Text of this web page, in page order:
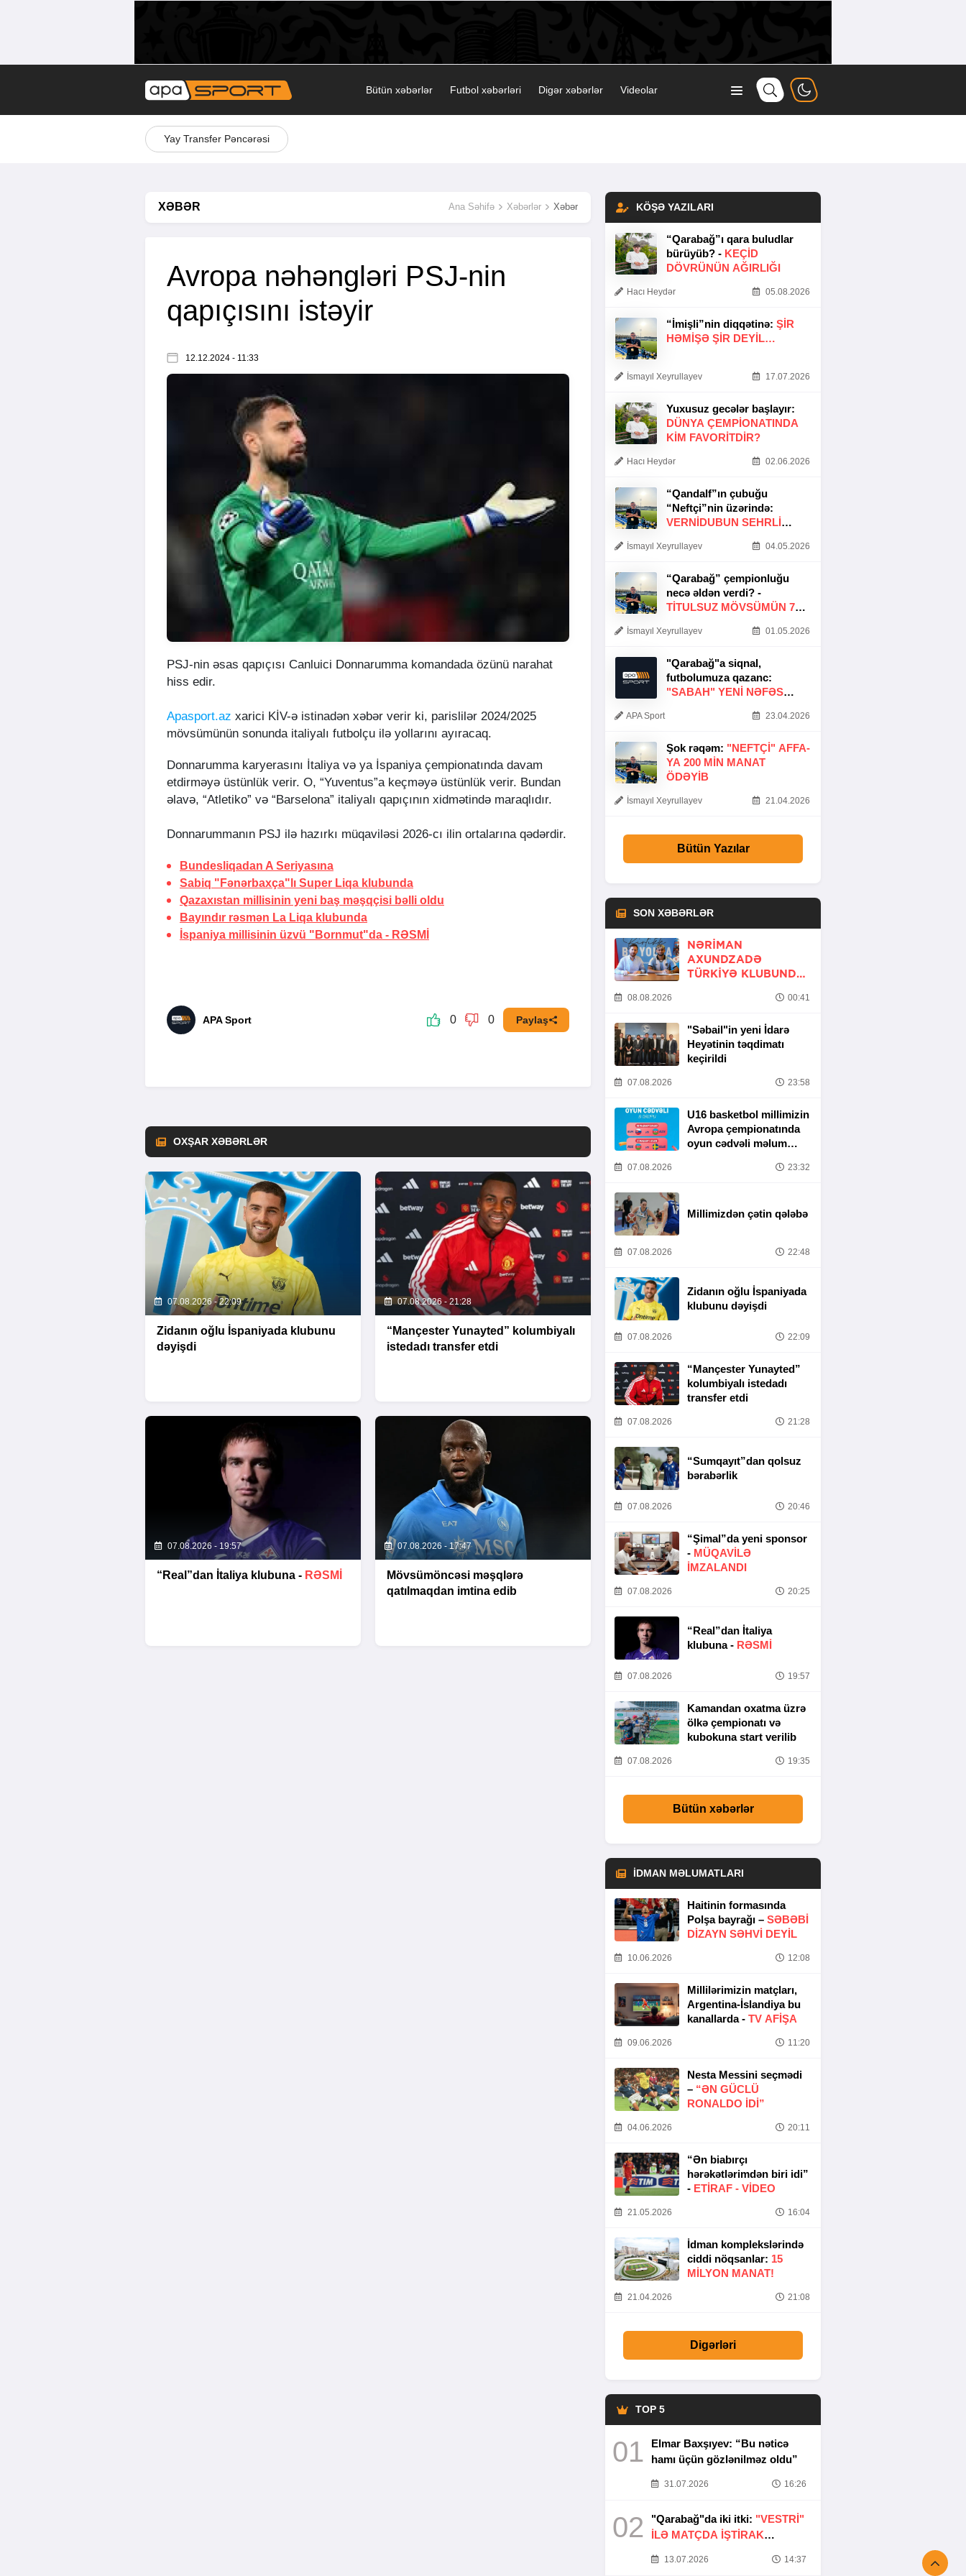
Bütün xəbərlər Futbol xəbərləri Digər xəbərlər Videolar
Yay Transfer Pəncərəsi
XƏBƏR Ana Səhifə Xəbərlər Xəbər
Avropa nəhəngləri PSJ-nin
qapıçısını istəyir
12.12.2024 - 11:33
PSJ-nin əsas qapıçısı Canluici Donnarumma komandada özünü narahat
hiss edir.
Apasport.az xarici KİV-ə istinadən xəbər verir ki, parislilər 2024/2025
mövsümünün sonunda italiyalı futbolçu ilə yollarını ayıracaq.
Donnarumma karyerasını İtaliya və ya İspaniya çempionatında davam
etdirməyə üstünlük verir. O, “Yuventus”a keçməyə üstünlük verir. Bundan
əlavə, “Atletiko” və “Barselona” italiyalı qapıçının xidmətində maraqlıdır.
Donnarummanın PSJ ilə hazırkı müqaviləsi 2026-cı ilin ortalarına qədərdir.
Bundesliqadan A Seriyasına
Sabiq "Fənərbaxça"lı Super Liqa klubunda
Qazaxıstan millisinin yeni baş məşqçisi bəlli oldu
Bayındır rəsmən La Liqa klubunda
İspaniya millisinin üzvü "Bornmut"da - RƏSMİ
APA Sport 0 0 Paylaş
OXŞAR XƏBƏRLƏR
07.08.2026 - 22:09
Zidanın oğlu İspaniyada klubunu
dəyişdi
07.08.2026 - 21:28
“Mançester Yunayted” kolumbiyalı
istedadı transfer etdi
07.08.2026 - 19:57
“Real”dan İtaliya klubuna - RƏSMİ
07.08.2026 - 17:47
Mövsümöncəsi məşqlərə
qatılmaqdan imtina edib
KÖŞƏ YAZILARI
“Qarabağ”ı qara buludlar
bürüyüb? - KEÇID
DÖVRÜNÜN AĞIRLIĞI
Hacı Heydər 05.08.2026
“İmişli”nin diqqətinə: ŞIR
HƏMIŞƏ ŞIR DEYIL…
İsmayıl Xeyrullayev 17.07.2026
Yuxusuz gecələr başlayır:
DÜNYA ÇEMPIONATINDA
KIM FAVORITDIR?
Hacı Heydər 02.06.2026
“Qandalf”ın çubuğu
“Neftçi”nin üzərində:
VERNİDUBUN SEHRLİ
İsmayıl Xeyrullayev 04.05.2026
“Qarabağ” çempionluğu
necə əldən verdi? -
TITULSUZ MÖVSÜMÜN 7
İsmayıl Xeyrullayev 01.05.2026
"Qarabağ"a siqnal,
futbolumuza qazanc:
"SABAH" YENI NƏFƏS
APA Sport 23.04.2026
Şok rəqəm: "NEFTÇI" AFFA-
YA 200 MIN MANAT
ÖDƏYIB
İsmayıl Xeyrullayev 21.04.2026
Bütün Yazılar
SON XƏBƏRLƏR
NƏRIMAN
AXUNDZADƏ
TÜRKIYƏ KLUBUNDA
08.08.2026 00:41
"Səbail"in yeni İdarə
Heyətinin təqdimatı
keçirildi
07.08.2026 23:58
U16 basketbol millimizin
Avropa çempionatında
oyun cədvəli məlum
07.08.2026 23:32
Millimizdən çətin qələbə
07.08.2026 22:48
Zidanın oğlu İspaniyada
klubunu dəyişdi
07.08.2026 22:09
“Mançester Yunayted”
kolumbiyalı istedadı
transfer etdi
07.08.2026 21:28
“Sumqayıt”dan qolsuz
bərabərlik
07.08.2026 20:46
“Şimal”da yeni sponsor
- MÜQAVİLƏ
İMZALANDI
07.08.2026 20:25
“Real”dan İtaliya
klubuna - RƏSMİ
07.08.2026 19:57
Kamandan oxatma üzrə
ölkə çempionatı və
kubokuna start verilib
07.08.2026 19:35
Bütün xəbərlər
İDMAN MƏLUMATLARI
Haitinin formasında
Polşa bayrağı – SƏBƏBI
DIZAYN SƏHVI DEYIL
10.06.2026 12:08
Millilərimizin matçları,
Argentina-İslandiya bu
kanallarda - TV AFİŞA
09.06.2026 11:20
Nesta Messini seçmədi
– “ƏN GÜCLÜ
RONALDO IDI”
04.06.2026 20:11
“Ən biabırçı
hərəkətlərimdən biri idi”
- ETIRAF - VİDEO
21.05.2026 16:04
İdman komplekslərində
ciddi nöqsanlar: 15
MILYON MANAT!
21.04.2026 21:08
Digərləri
TOP 5
01
Elmar Baxşıyev: “Bu nəticə
hamı üçün gözlənilməz oldu”
31.07.2026 16:26
02 "Qarabağ"da iki itki: "VESTRİ"
İLƏ MATÇDA İŞTİRAK
13.07.2026 14:37